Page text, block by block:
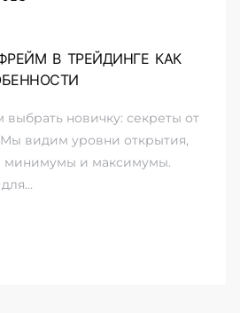
В ТРЕЙДИНГЕ КАК
новичку: секреты от
видим уровни открытия,
минимумы и максимумы.